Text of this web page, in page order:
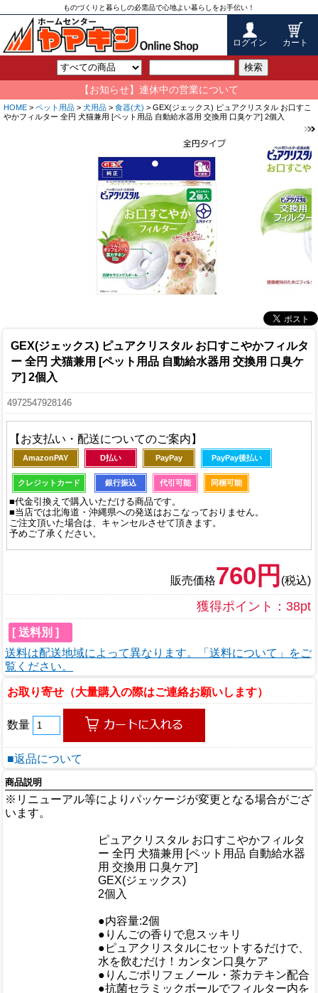
ものづくりと暮らしの必需品で心地よい暮らしをお手伝い！
ログイン カート
検索
【お知らせ】連休中の営業について
HOME > ペット用品 > 犬用品 > 食器(犬) > GEX(ジェックス) ピュアクリスタル お口すこ
やかフィルター 全円 犬猫兼用 [ペット用品 自動給水器用 交換用 口臭ケア] 2個入
GEX(ジェックス) ピュアクリスタル お口すこやかフィルタ
ー 全円 犬猫兼用 [ペット用品 自動給水器用 交換用 口臭ケ
ア] 2個入
4972547928146
【お支払い・配送についてのご案内】
AmazonPAY D払い PayPay PayPay後払い
クレジットカード 銀行振込 代引可能 同梱可能
■代金引換えで購入いただける商品です。
■当店では北海道・沖縄県への発送はおこなっておりません。
ご注文頂いた場合は、キャンセルさせて頂きます。
予めご了承ください。
販売価格760円 (税込)
獲得ポイント：38pt
[ 送料別 ]
送料は配送地域によって異なります。「送料について」をご
覧ください。
お取り寄せ（大量購入の際はご連絡お願いします）
数量
■返品について
商品説明
※リニューアル等によりパッケージが変更となる場合がござ
います。
ピュアクリスタル お口すこやかフィルタ
ー 全円 犬猫兼用 [ペット用品 自動給水器
用 交換用 口臭ケア]
GEX(ジェックス)
2個入
●内容量:2個
●りんごの香りで息スッキリ
●ピュアクリスタルにセットするだけで、
水を飲むだけ！カンタン口臭ケア
●りんごポリフェノール・茶カテキン配合
●抗菌セラミックボールでフィルター内を